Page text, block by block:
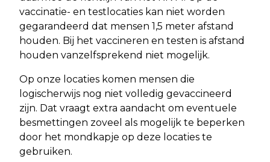
vaccinatie- en testlocaties kan niet worden
gegarandeerd dat mensen 1,5 meter afstand
houden. Bij het vaccineren en testen is afstand
houden vanzelfsprekend niet mogelijk.
Op onze locaties komen mensen die
logischerwijs nog niet volledig gevaccineerd
zijn. Dat vraagt extra aandacht om eventuele
besmettingen zoveel als mogelijk te beperken
door het mondkapje op deze locaties te
gebruiken.